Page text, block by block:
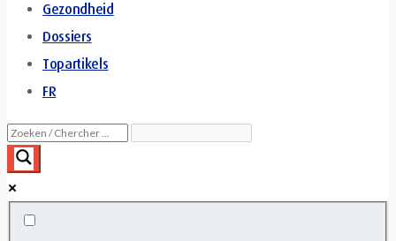
Gezondheid
Dossiers
Topartikels
FR